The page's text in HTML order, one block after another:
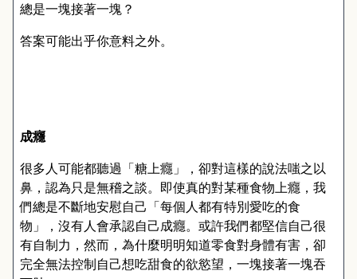
總是一塊接著一塊？
答案可能出乎你意料之外。
成癮
很多人可能都聽過「糖上癮」，卻對這樣的說法嗤之以
鼻，認為只是無稽之談。即使真的對某種食物上癮，我
們總是不斷地安慰自己「每個人都有特別愛吃的食
物」，沒有人會承認自己成癮。或許我們都堅信自己很
有自制力，然而，為什麼明明知道零食對身體有害，卻
完全無法控制自己想吃甜食的欲慾望，一塊接著一塊吞